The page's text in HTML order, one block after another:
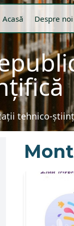
Acasă Despre noi
tehnico-